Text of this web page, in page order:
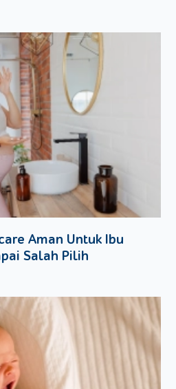
Aman Untuk Ibu
Salah Pilih